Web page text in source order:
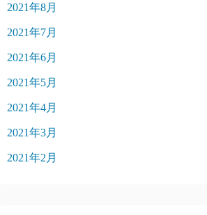
2021年8月
2021年7月
2021年6月
2021年5月
2021年4月
2021年3月
2021年2月